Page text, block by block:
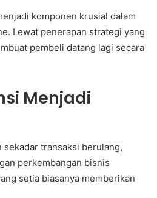
komponen krusial dalam
Lewat penerapan strategi yang
pembeli datang lagi secara
Menjadi
sekadar transaksi berulang,
perkembangan bisnis
setia biasanya memberikan